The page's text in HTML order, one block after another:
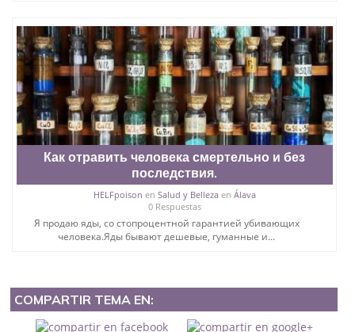
зависност од дрога носи надеж и отвора врата
кон нов почеток.
Дури и ако изгледа невозможно, со
професионална помош закрепнувањето е
достижно.
Как отравить человека смертельно и без
последствия.
HELFpoison en Salud y Bellezaen Álava
0 Respuestas
Я продаю яды, со стопроцентной гарантией убивающих
человека.Яды бывают дешевые, гуманные и...
COMPARTIR TEMA EN: